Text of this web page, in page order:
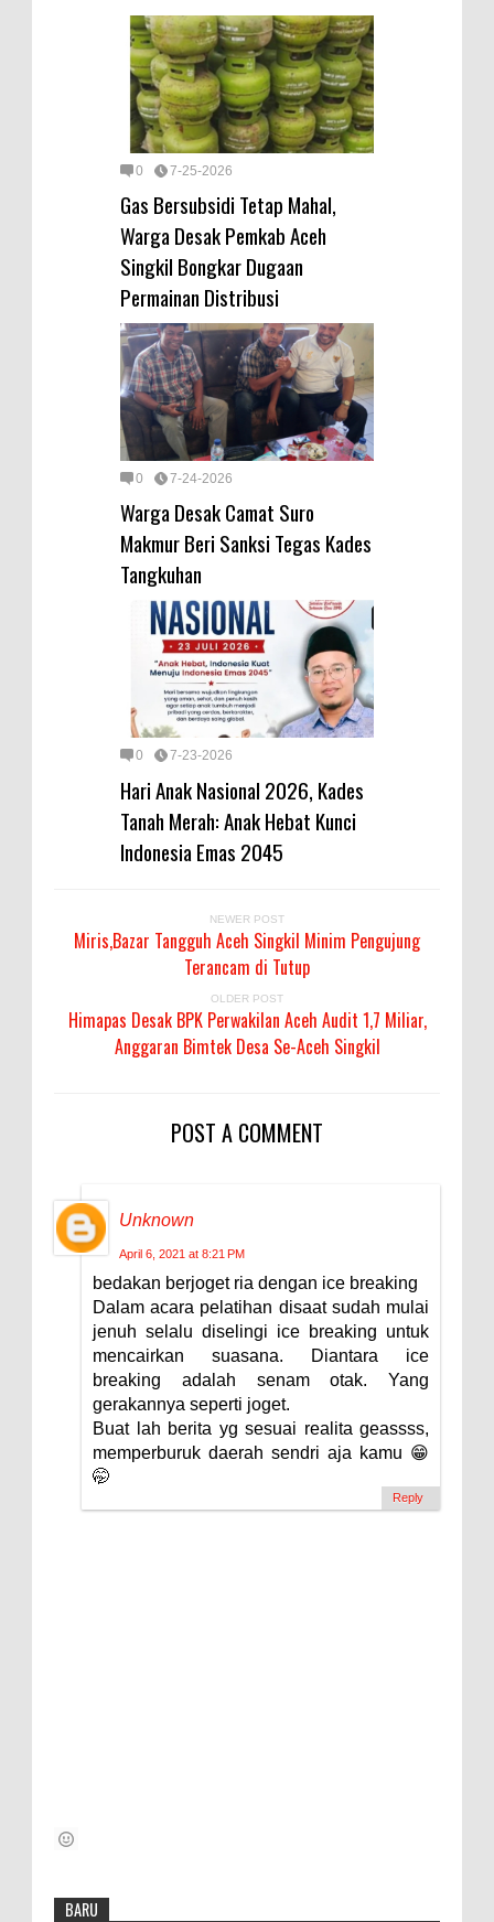
0 7-25-2026
Gas Bersubsidi Tetap Mahal,
Warga Desak Pemkab Aceh
Singkil Bongkar Dugaan
Permainan Distribusi
0 7-24-2026
Warga Desak Camat Suro
Makmur Beri Sanksi Tegas Kades
Tangkuhan
0 7-23-2026
Hari Anak Nasional 2026, Kades
Tanah Merah: Anak Hebat Kunci
Indonesia Emas 2045
NEWER POST
Miris,Bazar Tangguh Aceh Singkil Minim Pengujung
Terancam di Tutup
OLDER POST
Himapas Desak BPK Perwakilan Aceh Audit 1,7 Miliar,
Anggaran Bimtek Desa Se-Aceh Singkil
POST A COMMENT
Unknown
April 6, 2021 at 8:21 PM
bedakan berjoget ria dengan ice breaking
Dalam acara pelatihan disaat sudah mulai
jenuh selalu diselingi ice breaking untuk
mencairkan suasana. Diantara ice
breaking adalah senam otak. Yang
gerakannya seperti joget.
Buat lah berita yg sesuai realita geassss,
memperburuk daerah sendri aja kamu 😁
🤭
Reply
BARU